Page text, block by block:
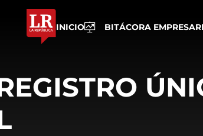
INICIO BITÁCORA